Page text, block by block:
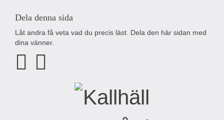
Dela denna sida
Låt andra få veta vad du precis läst. Dela den här sidan med
dina vänner.